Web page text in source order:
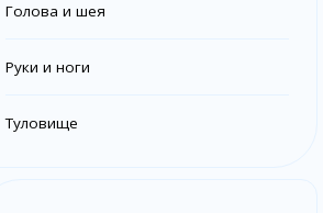
Голова и шея
Руки и ноги
Туловище